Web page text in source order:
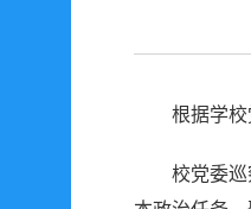
根据学
校党委巡